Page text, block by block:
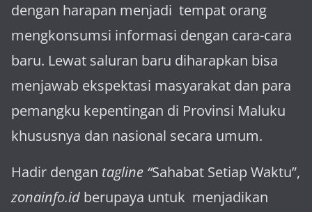
dengan harapan menjadi tem­pat orang
mengkonsumsi informasi dengan cara-cara
baru. Lewat sa­luran ba­ru diharapkan bisa
menja­wab ekspektasi masya­rakat dan para
pemangku kepen­tingan di Provinsi Maluku
khususnya dan nasional secara umum.
Hadir dengan tagline “Sahabat Setiap Waktu”,
zonainfo.id berupaya untuk menjadikan